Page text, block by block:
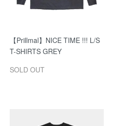
【Prillmal】NICE TIME !!! L/S
T-SHIRTS GREY
SOLD OUT